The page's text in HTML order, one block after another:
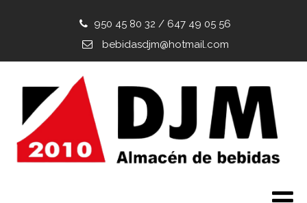
950 45 80 32 / 647 49 05 56
bebidasdjm@hotmail.com